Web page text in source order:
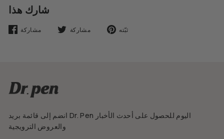
شارك هذا
مشاركة
شارك مشاركة
تغريدة ثبّته
انضم إلى قائمة بريد Dr. Pen اليوم للحصول على أحدث الأخبار
والعروض الترويجية